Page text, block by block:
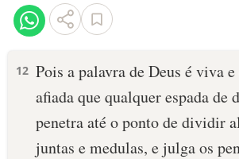
VERSÍCULOS
PALAVRA DO DIA
SALMO DO DIA
12 Pois a palavra de Deus é viva
afiada que qualquer espada de
penetra até o ponto de dividir
juntas e medulas, e julga os